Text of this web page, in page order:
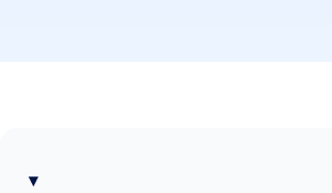
▾